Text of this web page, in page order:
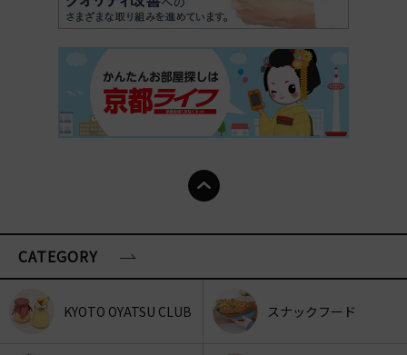
CATEGORY
KYOTO OYATSU CLUB スナックフード